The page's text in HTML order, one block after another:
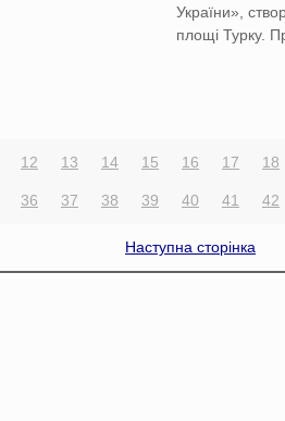
України»,
площі Турку.
12 13 14 15 16 17 18
36 37 38 39 40 41 42
Наступна сторінка